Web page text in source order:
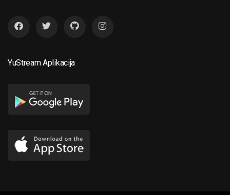
YuStream Aplikacija